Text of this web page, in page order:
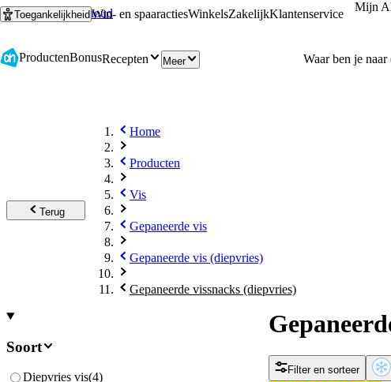
Ga naar hoofdinhoud
Ga naar zoeken
ToegankelijkheidWin- en spaaractiesWinkelsZakelijkKlantenservice
Mijn
ProductenBonusRecepten Meer
Terug
Home
Producten
Vis
Gepaneerde vis
Gepaneerde vis (diepvries)
Gepaneerde vissnacks (diepvries)
Soort
Diepvries vis(4)
Filter en sorteer